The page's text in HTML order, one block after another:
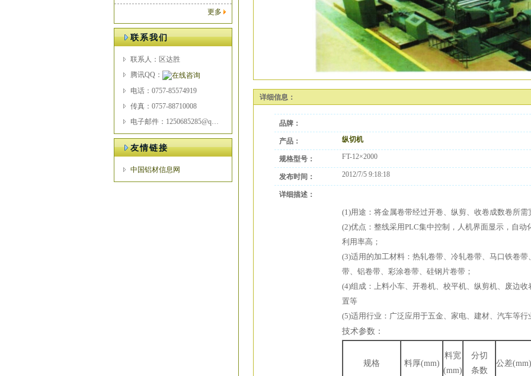
更多
联系我们
联系人：区达胜
腾讯QQ：
电话：0757-85574919
传真：0757-88710008
电子邮件：1250685285@qq.com
友情链接
中国铝材信息网
详细信息：
品牌：
产品： 纵切机
规格型号： FT-12×2000
发布时间： 2012/7/5 9:18:18
详细描述：
(1)用途：将金属卷带经过开卷、纵剪、收卷成数卷所需
(2)优点：整线采用PLC集中控制，人机界面显示，自
利用率高；
(3)适用的加工材料：热轧卷带、冷轧卷带、马口铁卷
带、铝卷带、彩涂卷带、硅钢片卷带；
(4)组成：上料小车、开卷机、校平机、纵剪机、废边
置等
(5)适用行业：广泛应用于五金、家电、建材、汽车等行
技术参数：
规格 料厚(mm)
料宽
(mm)
分切
条数
公差(mm)